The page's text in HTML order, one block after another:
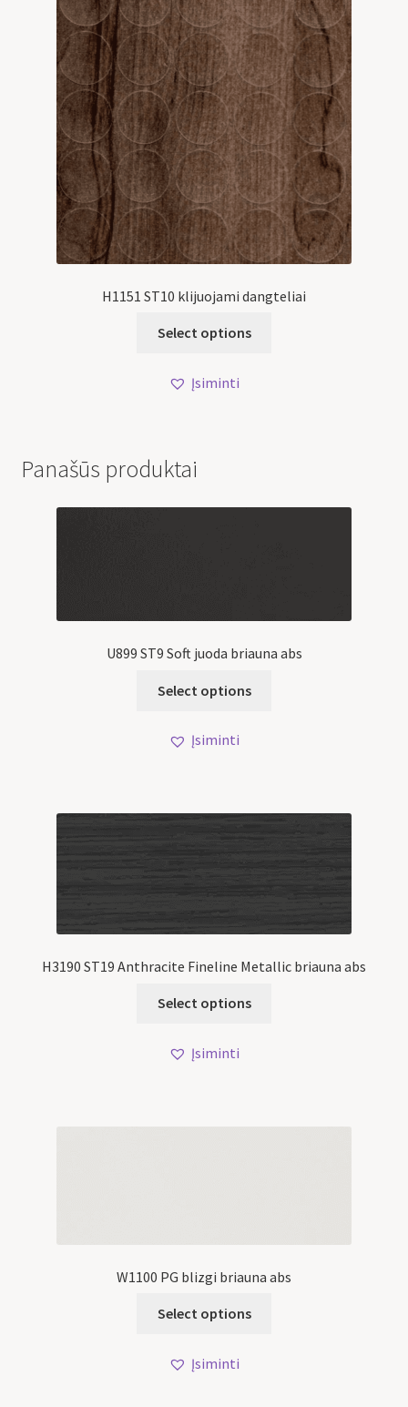
H1151 ST10 klijuojami dangteliai
Select options
Įsiminti
Panašūs produktai
U899 ST9 Soft juoda briauna abs
Select options
Įsiminti
H3190 ST19 Anthracite Fineline Metallic briauna abs
Select options
Įsiminti
W1100 PG blizgi briauna abs
Select options
Įsiminti